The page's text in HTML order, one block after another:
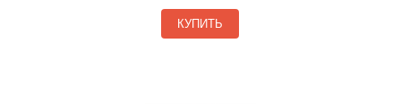
КУПИТЬ